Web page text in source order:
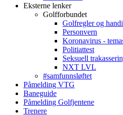
Eksterne lenker
Golfforbundet
Golfregler og
Personvern
Koronavirus -
Politiattest
Seksuell
NXT LVL
#samfunnsløftet
Påmelding VTG
Baneguide
Påmelding Golfjentene
Trenere